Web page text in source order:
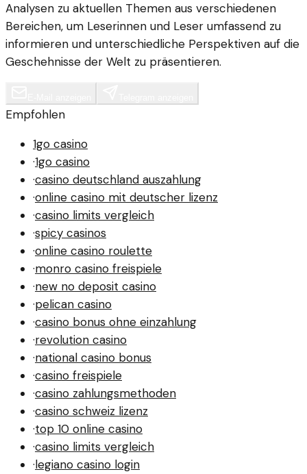
Analysen zu aktuellen Themen aus verschiedenen
Bereichen, um Leserinnen und Leser umfassend zu
informieren und unterschiedliche Perspektiven auf die
Geschehnisse der Welt zu präsentieren.
Empfohlen
1go casino
·1go casino
·casino deutschland auszahlung
·online casino mit deutscher lizenz
·casino limits vergleich
·spicy casinos
·online casino roulette
·monro casino freispiele
·new no deposit casino
·pelican casino
·casino bonus ohne einzahlung
·revolution casino
·national casino bonus
·casino freispiele
·casino zahlungsmethoden
·casino schweiz lizenz
·top 10 online casino
·casino limits vergleich
·legiano casino login